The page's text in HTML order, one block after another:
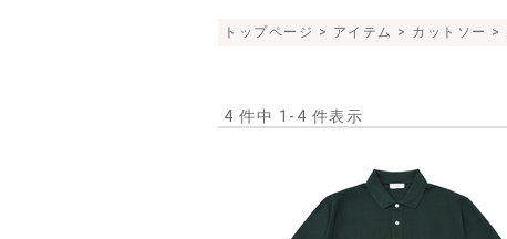
トップページ > アイテム > カットソー >
4 件中 1-4 件表示